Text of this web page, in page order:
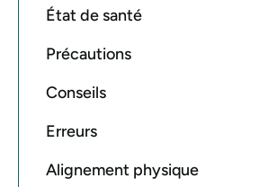
État de santé
Précautions
Conseils
Erreurs
Alignement physique